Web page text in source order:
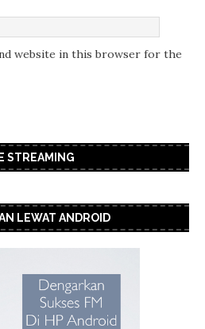
website in this browser for the
STREAMING
LEWAT ANDROID